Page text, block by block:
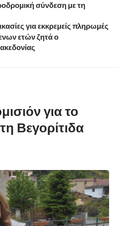
σύνδεση με τη
για εκκρεμείς πληρωμές
ετών ζητά ο
για το
Βεγορίτιδα